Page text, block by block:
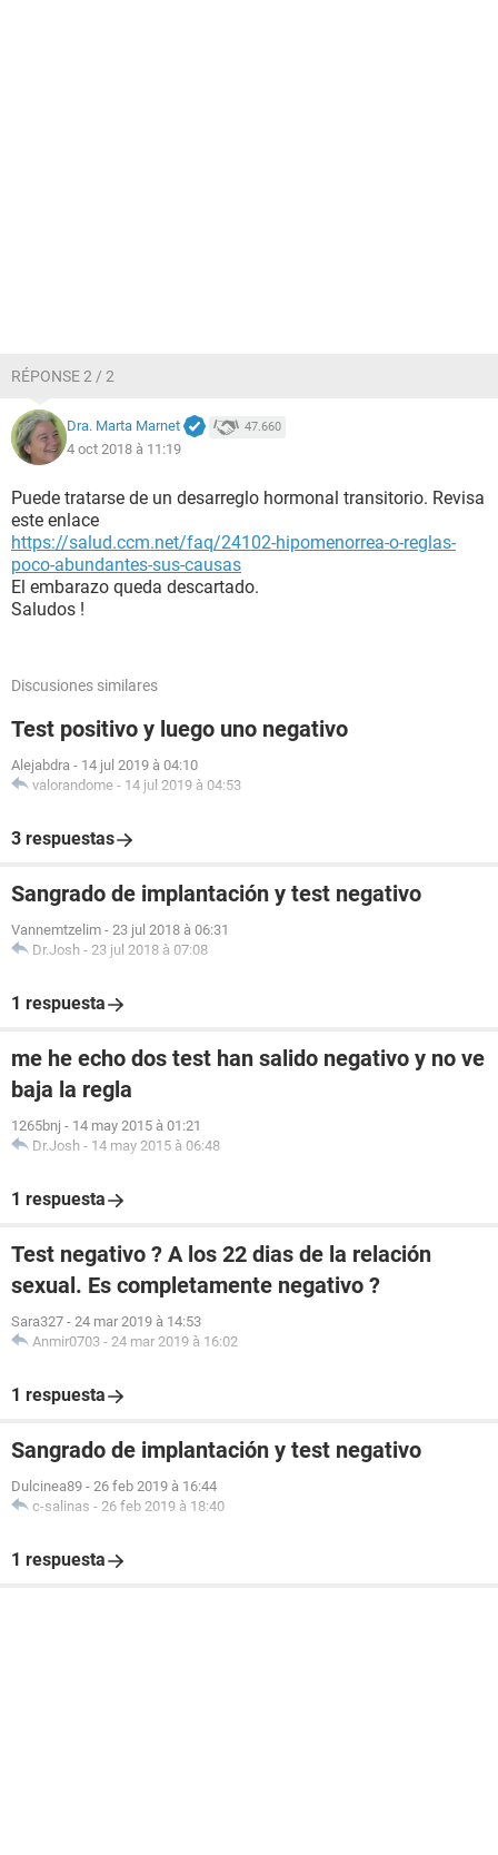
RÉPONSE 2 / 2
Dra. Marta Marnet 47.660
4 oct 2018 à 11:19
Puede tratarse de un desarreglo hormonal transitorio. Revisa
este enlace
https://salud.ccm.net/faq/24102-hipomenorrea-o-reglas-
poco-abundantes-sus-causas
El embarazo queda descartado.
Saludos !
Discusiones similares
Test positivo y luego uno negativo
Alejabdra - 14 jul 2019 à 04:10
valorandome - 14 jul 2019 à 04:53
3 respuestas
Sangrado de implantación y test negativo
Vannemtzelim - 23 jul 2018 à 06:31
Dr.Josh - 23 jul 2018 à 07:08
1 respuesta
me he echo dos test han salido negativo y no ve
baja la regla
1265bnj - 14 may 2015 à 01:21
Dr.Josh - 14 may 2015 à 06:48
1 respuesta
Test negativo ? A los 22 dias de la relación
sexual. Es completamente negativo ?
Sara327 - 24 mar 2019 à 14:53
Anmir0703 - 24 mar 2019 à 16:02
1 respuesta
Sangrado de implantación y test negativo
Dulcinea89 - 26 feb 2019 à 16:44
c-salinas - 26 feb 2019 à 18:40
1 respuesta